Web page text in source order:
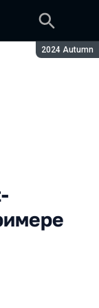
Сезон:
2024 Autumn